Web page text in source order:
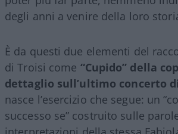
degli anni a venire della loro
È da questi due elementi del
di Troisi come “Cupido” della
dettaglio sull’ultimo concerto
nasce l’esercizio che segue: un
successo se” costruito sulle